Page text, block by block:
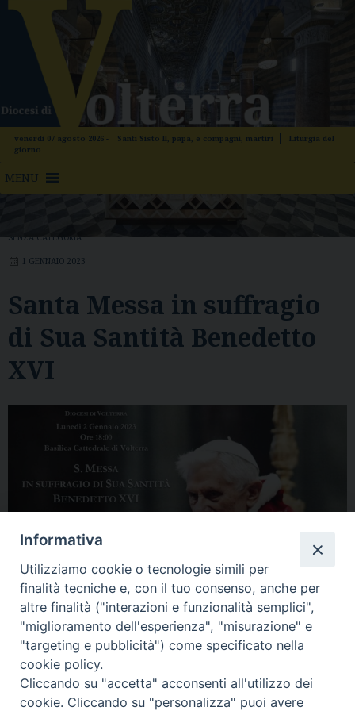
Skip
content
venerdì 07 agosto 2026 - Santi Sisto II, papa, e compagni, martiri
Liturgia del
giorno
MENU
SENZA CATEGORIA
1 GENNAIO 2023
Santa Messa in suffragio
di Sua Santità Benedetto
XVI
Diocesi di Volterra
Informativa
Utilizziamo cookie o tecnologie simili per
finalità tecniche e, con il tuo consenso, anche per
altre finalità ("interazioni e funzionalità semplici",
"miglioramento dell'esperienza", "misurazione" e
"targeting e pubblicità") come specificato nella
cookie policy.
Cliccando su "accetta" acconsenti all'utilizzo dei
cookie. Cliccando su "personalizza" puoi avere